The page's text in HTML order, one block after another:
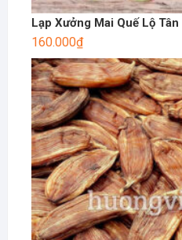
Lạp Xưởng Mai Quế Lộ
160.000₫